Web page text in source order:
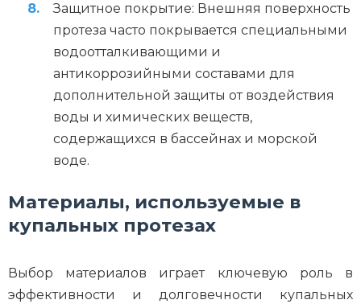
Защитное покрытие: Внешняя поверхность
протеза часто покрывается специальными
водоотталкивающими и
антикоррозийными составами для
дополнительной защиты от воздействия
воды и химических веществ,
содержащихся в бассейнах и морской
воде.
Материалы, используемые в
купальных протезах
Выбор материалов играет ключевую роль в
эффективности и долговечности купальных